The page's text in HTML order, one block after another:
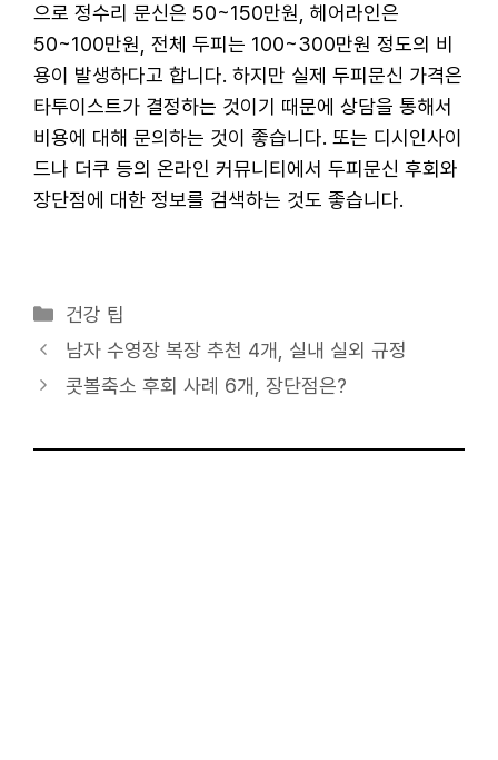
으로 정수리 문신은 50~150만원, 헤어라인은
50~100만원, 전체 두피는 100~300만원 정도의 비
용이 발생하다고 합니다. 하지만 실제 두피문신 가격은
타투이스트가 결정하는 것이기 때문에 상담을 통해서
비용에 대해 문의하는 것이 좋습니다. 또는 디시인사이
드나 더쿠 등의 온라인 커뮤니티에서 두피문신 후회와
장단점에 대한 정보를 검색하는 것도 좋습니다.
카
테
고
건강 팁
남자 수영장 복장 추천 4개, 실내 실외 규정
콧볼축소 후회 사례 6개, 장단점은?